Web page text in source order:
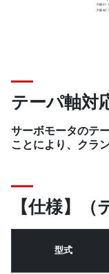
テーパ軸対
サーボモータのテ
ことにより、クラ
【仕様】（
型式